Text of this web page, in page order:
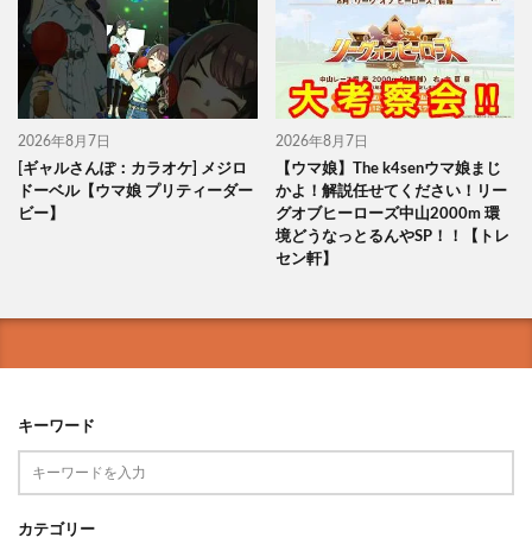
2026年8月7日
[ギャルさんぽ：カラオケ] メジロ
ドーベル【ウマ娘 プリティーダー
ビー】
2026年8月7日
【ウマ娘】The k4senウマ娘まじ
かよ！解説任せてください！リー
グオブヒーローズ中山2000m 環
境どうなっとるんやSP！！【トレ
セン軒】
キーワード
カテゴリー